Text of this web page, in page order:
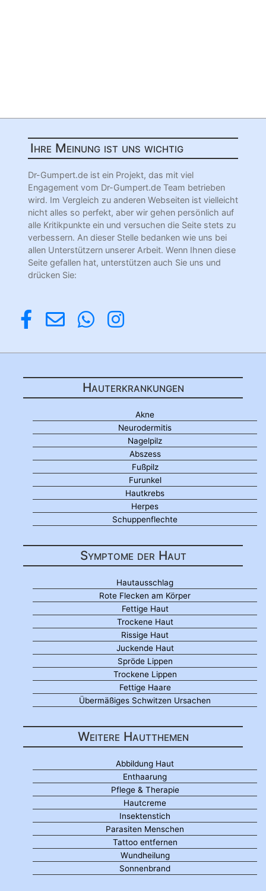
Ihre Meinung ist uns wichtig
Dr-Gumpert.de ist ein Projekt, das mit viel
Engagement vom Dr-Gumpert.de Team betrieben
wird. Im Vergleich zu anderen Webseiten ist vielleicht
nicht alles so perfekt, aber wir gehen persönlich auf
alle Kritikpunkte ein und versuchen die Seite stets zu
verbessern. An dieser Stelle bedanken wie uns bei
allen Unterstützern unserer Arbeit. Wenn Ihnen diese
Seite gefallen hat, unterstützen auch Sie uns und
drücken Sie:
Hauterkrankungen
Akne
Neurodermitis
Nagelpilz
Abszess
Fußpilz
Furunkel
Hautkrebs
Herpes
Schuppenflechte
Symptome der Haut
Hautausschlag
Rote Flecken am Körper
Fettige Haut
Trockene Haut
Rissige Haut
Juckende Haut
Spröde Lippen
Trockene Lippen
Fettige Haare
Übermäßiges Schwitzen Ursachen
Weitere Hautthemen
Abbildung Haut
Enthaarung
Pflege & Therapie
Hautcreme
Insektenstich
Parasiten Menschen
Tattoo entfernen
Wundheilung
Sonnenbrand